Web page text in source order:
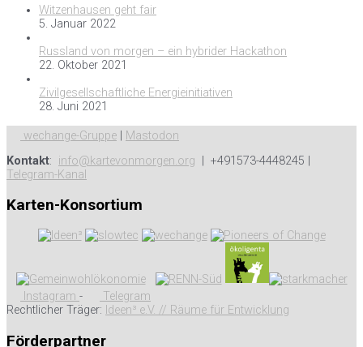
Witzenhausen geht fair
5. Januar 2022
Russland von morgen – ein hybrider Hackathon
22. Oktober 2021
Zivilgesellschaftliche Energieinitiativen
28. Juni 2021
wechange-Gruppe
Mastodon
Kontakt: info@kartevonmorgen.org | +491573-4448245 |
Telegram-Kanal
Karten-Konsortium
Instagram -
Telegram
Rechtlicher Träger: Ideen³ e.V. // Räume für Entwicklung
Förderpartner